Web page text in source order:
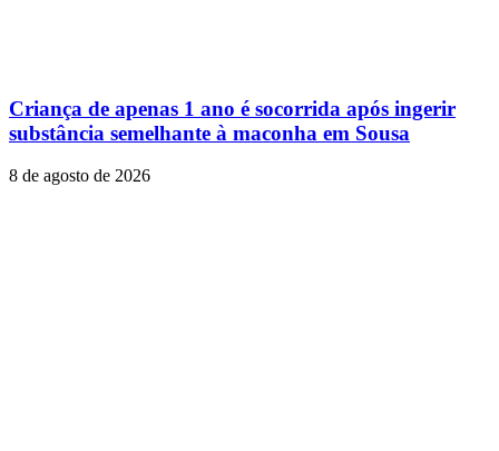
Criança de apenas 1 ano é socorrida após ingerir
substância semelhante à maconha em Sousa
8 de agosto de 2026